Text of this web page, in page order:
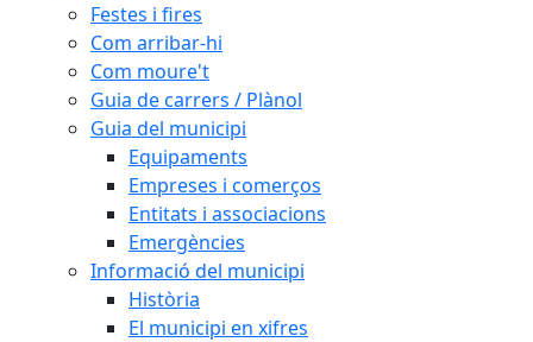
Festes i fires
Com arribar-hi
Com moure't
Guia de carrers / Plànol
Guia del municipi
Equipaments
Empreses i comerços
Entitats i associacions
Emergències
Informació del municipi
Història
El municipi en xifres